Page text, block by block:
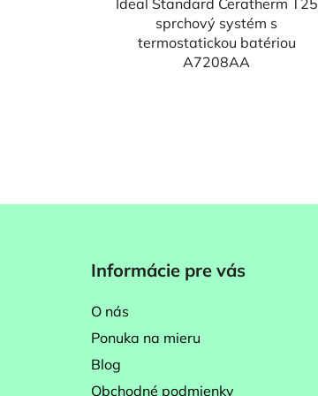
sprchový systém s
termostatickou batériou
A7208AA
Informácie pre vás
O nás
Ponuka na mieru
Blog
Obchodné podmienky